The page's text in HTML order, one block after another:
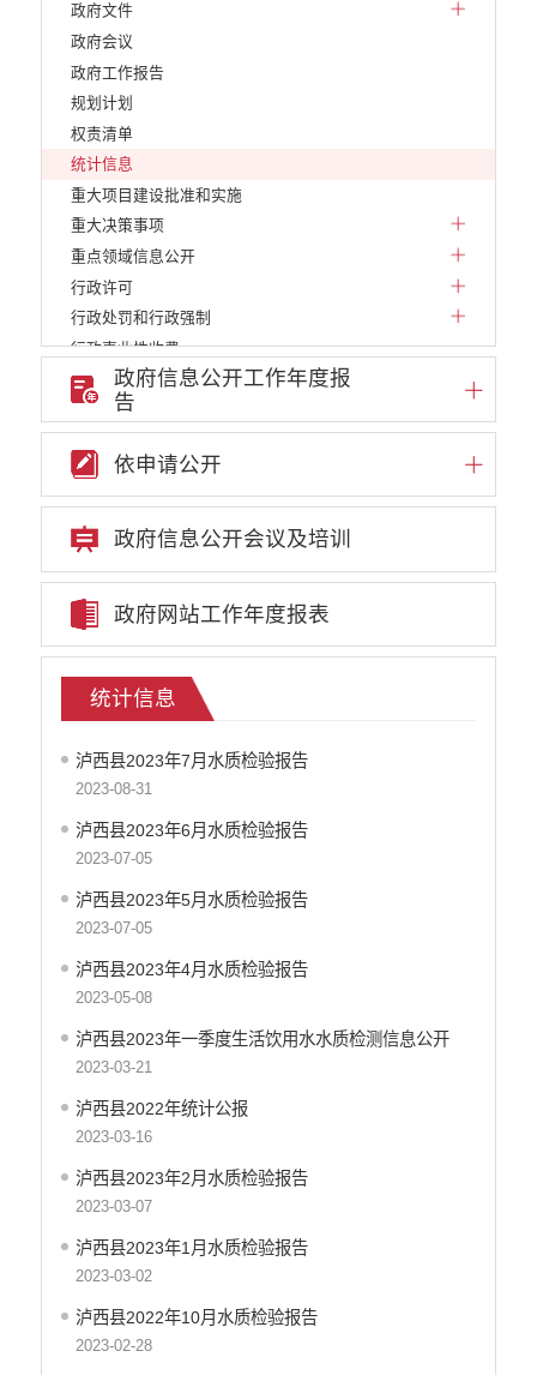
政府文件
政府会议
政府工作报告
规划计划
权责清单
统计信息
重大项目建设批准和实施
重大决策事项
重点领域信息公开
行政许可
行政处罚和行政强制
行政事业性收费
政府采购项目
建议提案办理答复
财政资金直达基层
财政预决算
乡村振兴
稳岗就业
养老服务
社会救助
食品药品监管
产品质量
医疗卫生
公共文化服务
安全生产
涉农补贴
政府信息公开工作年度报
告
依申请公开
政府信息公开会议及培训
政府网站工作年度报表
统计信息
泸西县2023年7月水质检验报告
2023-08-31
泸西县2023年6月水质检验报告
2023-07-05
泸西县2023年5月水质检验报告
2023-07-05
泸西县2023年4月水质检验报告
2023-05-08
泸西县2023年一季度生活饮用水水质检测信息公开
2023-03-21
泸西县2022年统计公报
2023-03-16
泸西县2023年2月水质检验报告
2023-03-07
泸西县2023年1月水质检验报告
2023-03-02
泸西县2022年10月水质检验报告
2023-02-28